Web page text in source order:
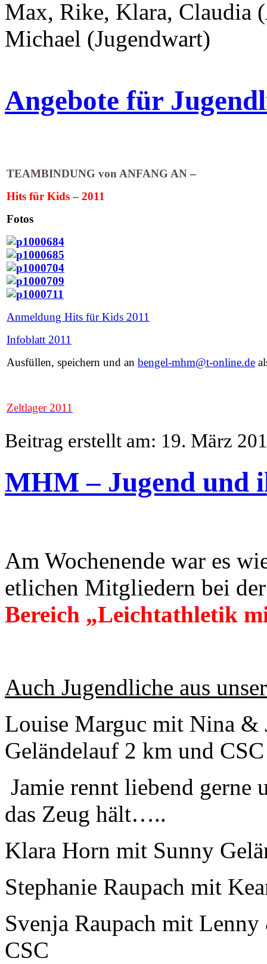
Max, Rike, Klara, Claudia
Michael (Jugendwart)
Angebote für
TEAMBINDUNG von ANFANG AN–
Hits für Kids – 2011
Fotos
Anmeldung Hits für Kids 2011
Infoblatt 2011
Ausfüllen, speichern und an bengel-mhm@t-online.de
Zeltlager 2011
Beitrag erstellt am: 19. März
MHM – Jugend und
Am Wochenende war es
etlichen Mitgliedern bei
Bereich „Leichtathletik
Auch Jugendliche aus
Louise Marguc mit Nina &
Geländelauf 2 km und CSC
Jamie rennt liebend gerne
das Zeug hält…..
Klara Horn mit Sunny
Stephanie Raupach mit
Svenja Raupach mit
CSC